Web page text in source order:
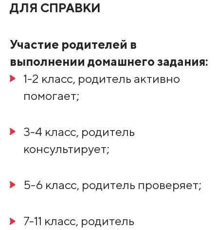
ДЛЯ СПРАВКИ
Участие родителей в
выполнении домашнего задания:
1-2 класс, родитель активно
помогает;
3-4 класс, родитель
консультирует;
5-6 класс, родитель проверяет;
7-11 класс, родитель